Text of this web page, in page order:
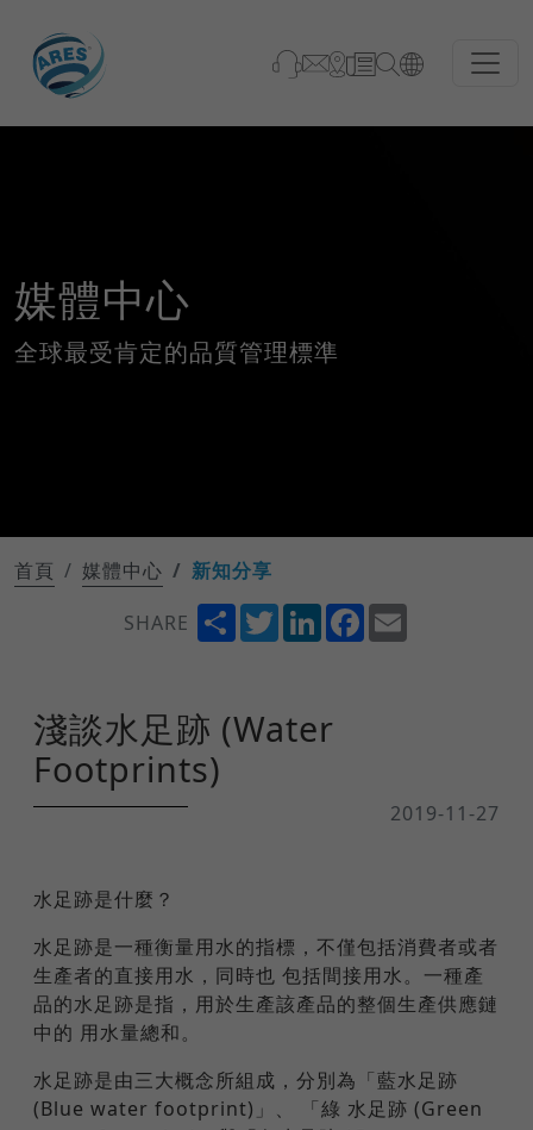
媒體中心
全球最受肯定的品質管理標準
首頁 媒體中心
新知分享
SHARE
ShareTwitterLinkedInFacebook
淺談水足跡 (Water
Footprints)
2019-11-27
水足跡是什麼？
水足跡是一種衡量用水的指標，不僅包括消費者或者
生產者的直接用水，同時也 包括間接用水。一種產
品的水足跡是指，用於生產該產品的整個生產供應鏈
中的 用水量總和。
水足跡是由三大概念所組成，分別為「藍水足跡
(Blue water footprint)」、 「綠 水足跡 (Green